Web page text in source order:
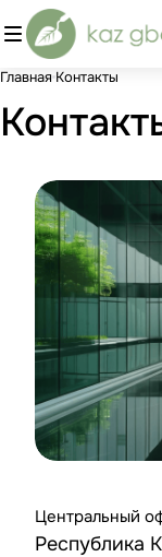
Главная Контакты
Центральный
Республика